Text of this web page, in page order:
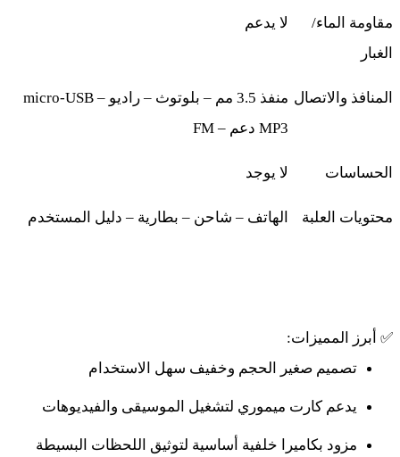
مقاومة الماء/
الغبار
لا يدعم
المنافذ والاتصال micro‑USB –
منفذ 3.5 مم – بلوتوث – راديو
FM – دعم MP3
الحساسات لا يوجد
محتويات العلبة الهاتف – شاحن – بطارية – دليل المستخدم
✅ أبرز المميزات:
تصميم صغير الحجم وخفيف سهل الاستخدام
يدعم كارت ميموري لتشغيل الموسيقى والفيديوهات
مزود بكاميرا خلفية أساسية لتوثيق اللحظات البسيطة